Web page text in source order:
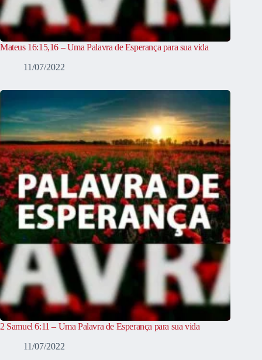
Mateus 16:15,16 – Uma Palavra de Esperança para sua vida
11/07/2022
2 Samuel 6:11 – Uma Palavra de Esperança para sua vida
11/07/2022